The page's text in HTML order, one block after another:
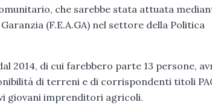
che sarebbe stata attuata
(F.E.A.GA) nel settore della Politica
2014, di cui farebbero parte 13 persone,
di terreni e di corrispondenti titoli
giovani imprenditori agricoli.